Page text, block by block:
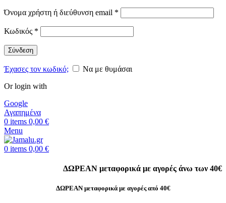
Όνομα χρήστη ή διεύθυνση email *
Κωδικός *
Σύνδεση
Έχασες τον κωδικό;
Να με θυμάσαι
Or login with
Google
Αγαπημένα
0 items 0,00 €
Menu
0 items 0,00 €
ΔΩΡΕΑΝ μεταφορικά με αγορές άνω των 40€
ΔΩΡΕΑΝ μεταφορικά με αγορές από 40€